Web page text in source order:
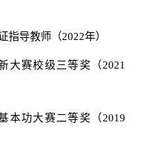
指导教师（2022年）
大赛校级三等奖（2021
本功大赛二等奖（2019